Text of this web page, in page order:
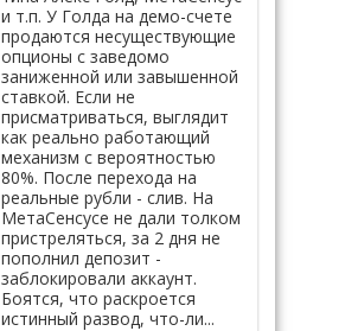
и т.п. У Голда на демо-счете
продаются несуществующие
опционы с заведомо
заниженной или завышенной
ставкой. Если не
присматриваться, выглядит
как реально работающий
механизм с вероятностью
80%. После перехода на
реальные рубли - слив. На
МетаСенсусе не дали толком
пристреляться, за 2 дня не
пополнил депозит -
заблокировали аккаунт.
Боятся, что раскроется
истинный развод, что-ли...